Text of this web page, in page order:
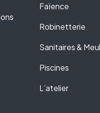
Faïence
Robinetterie
Sanitaires &
Piscines
L’atelier